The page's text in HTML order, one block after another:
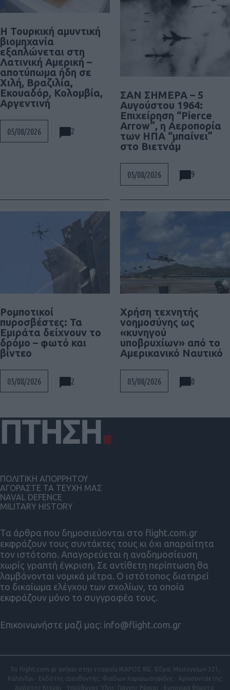
Η Τουρκική αμυντική
βιομηχανία
εξαπλώνεται στη
Λατινική Αμερική –
αποτύπωμα ήδη σε
Χιλή, Βραζιλία,
Εκουαδόρ, Κολομβία,
Αργεντινή
05/08/2026 2
ΣΑΝ ΣΗΜΕΡΑ – 5
Αυγούστου 1964:
Επιχείρηση “Pierce
Arrow”, η Αεροπορία
των ΗΠΑ “μπαίνει”
στο Βιετνάμ
05/08/2026 9
Ρομποτικοί
πυροσβέστες: Τα
Εμιράτα δείχνουν το
δρόμο – φωτό και
βίντεο
05/08/2026 2
Χρήση τεχνητής
νοημοσύνης ως
«κυνηγού
υποβρυχίων» από το
Αμερικανικό Ναυτικό
05/08/2026 0
Τα άρθρα που δημοσιεύονται στο flight.com.gr
εκφράζουν τους συντάκτες τους κι όχι απαραίτητα
τον ιστότοπο. Απαγορεύεται η αναδημοσίευση
χωρίς γραπτή έγκριση. Σε αντίθετη περίπτωση θα
λαμβάνονται νομικά μέτρα. Ο ιστότοπος διατηρεί
το δικαίωμα ελέγχου των σχολίων, τα οποία
εκφράζουν μόνο το συγγραφέα τους.
Επικοινωνήστε μαζί μας: info@flight.com.gr
ΠΟΛΙΤΙΚΗ ΑΠΟΡΡΗΤΟΥ
ΑΓΟΡΑΣΤΕ ΤΑ ΤΕΥΧΗ ΜΑΣ
NAVAL DEFENCE
MILITARY HISTORY
Το flight.com.gr ανήκει στην εταιρεία ΙΚΑΡΟΣ ΙΚΕ. Έδρα: Μεσογείων 321,
Χαλάνδρι · Εκδότης-Διευθυντής: Φαίδων Καραϊωσηφίδης · Αρχισυντάκτης:
Χρήστος Κτενάς · Υπεύθυνος Ύλης: Γιάννης Ρέκκας · Εμπορικά θέματα: